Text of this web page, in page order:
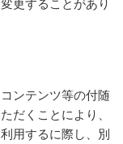
更することがあり
ンテンツ等の付随
だくことにより、
用するに際し、別